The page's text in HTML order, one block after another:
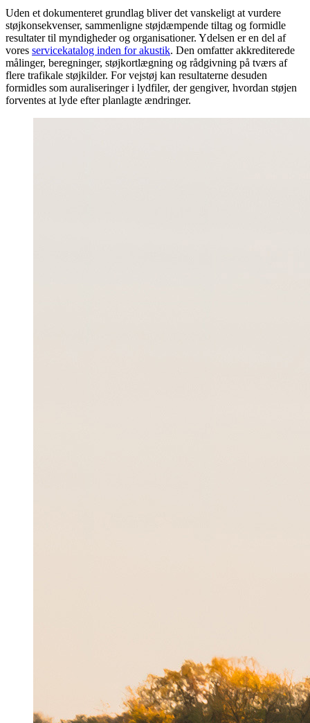
Uden et dokumenteret grundlag bliver det vanskeligt at vurdere
støjkonsekvenser, sammenligne støjdæmpende tiltag og formidle
resultater til myndigheder og organisationer. Ydelsen er en del af
vores servicekatalog inden for akustik. Den omfatter akkrediterede
målinger, beregninger, støjkortlægning og rådgivning på tværs af
flere trafikale støjkilder. For vejstøj kan resultaterne desuden
formidles som auraliseringer i lydfiler, der gengiver, hvordan støjen
forventes at lyde efter planlagte ændringer.